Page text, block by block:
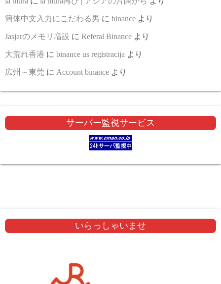
簡体中文入力にこだわる男 に binance より
Jasjarのメモリ増設 に Referal Binance より
大荒れ香港 に binance us registracija より
広州～東莞 に Account binance より
サーバー監視サービス
いらっしゃいませ